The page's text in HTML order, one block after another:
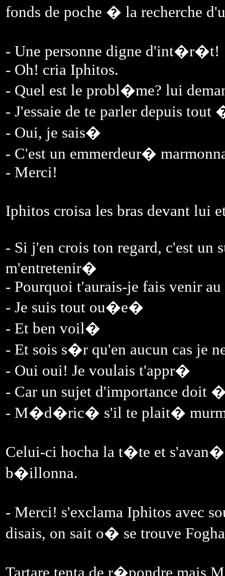
fonds de poche � la recherche
- Une personne digne d'int�r�t!
- Oh! cria Iphitos.
- Quel est le probl�me? lui
- J'essaie de te parler depuis
- Oui, je sais�
- C'est un emmerdeur�
- Merci!
Iphitos croisa les bras devant lui
- Si j'en crois ton regard, c'est un
m'entretenir�
- Pourquoi t'aurais-je fais venir
- Je suis tout ou�e�
- Et ben voil�
- Et sois s�r qu'en aucun cas je
- Oui oui! Je voulais t'appr�
- Car un sujet d'importance doit
- M�d�ric� s'il te plait�
Celui-ci hocha la t�te et
b�illonna.
- Merci! s'exclama Iphitos avec
disais, on sait o� se trouve
Tartare tenta de r�pondre mais